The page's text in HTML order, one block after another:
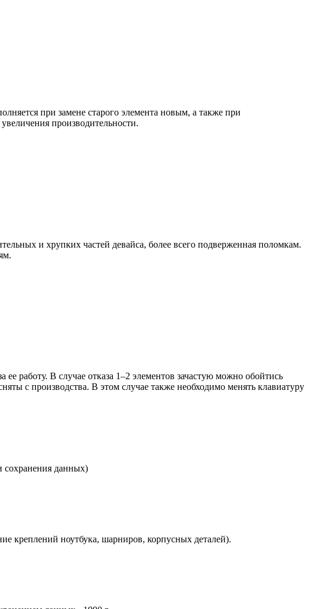
при замене старого элемента новым, а также при
производительности.
и хрупких частей девайса, более всего подверженная поломкам.
работу. В случае отказа 1–2 элементов зачастую можно обойтись
с производства. В этом случае также необходимо менять клавиатуру
сохранения данных)
креплений ноутбука, шарниров, корпусных деталей).